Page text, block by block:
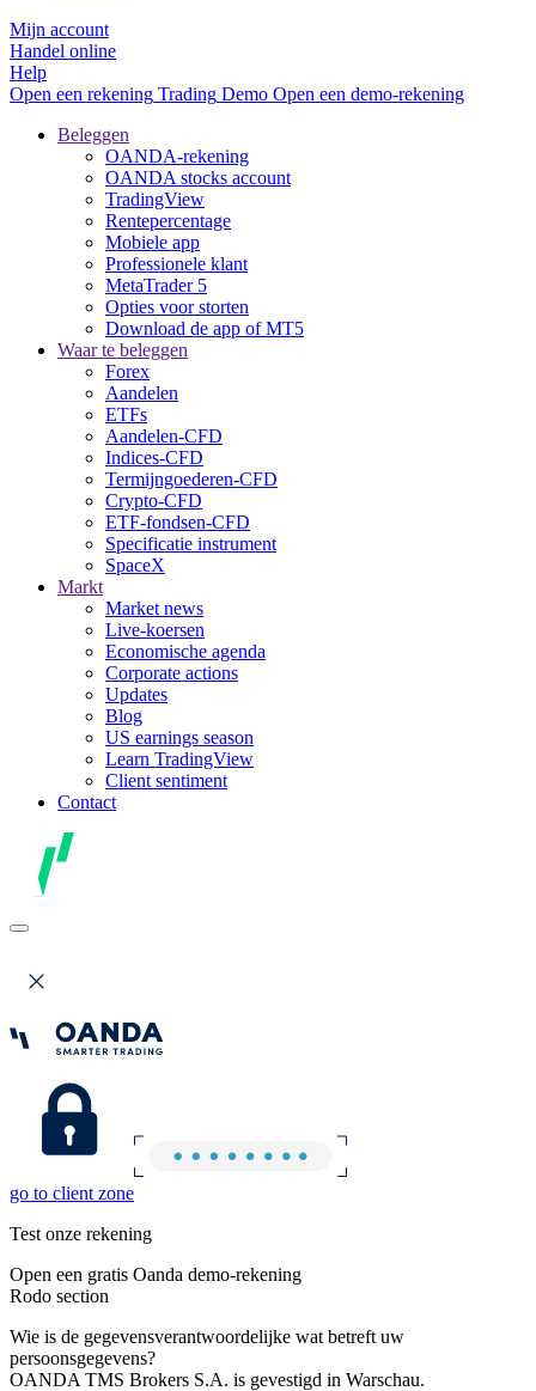
Mijn account
Handel online
Help
Open een rekening Trading Demo Open een demo-rekening
Beleggen
OANDA-rekening
OANDA stocks account
TradingView
Rentepercentage
Mobiele app
Professionele klant
MetaTrader 5
Opties voor storten
Download de app of MT5
Waar te beleggen
Forex
Aandelen
ETFs
Aandelen-CFD
Indices-CFD
Termijngoederen-CFD
Crypto-CFD
ETF-fondsen-CFD
Specificatie instrument
SpaceX
Markt
Market news
Live-koersen
Economische agenda
Corporate actions
Updates
Blog
US earnings season
Learn TradingView
Client sentiment
Contact
go to client zone
Test onze rekening
Open een gratis Oanda demo-rekening
Rodo section
Wie is de gegevensverantwoordelijke wat betreft uw
persoonsgegevens?
OANDA TMS Brokers S.A. is gevestigd in Warschau.